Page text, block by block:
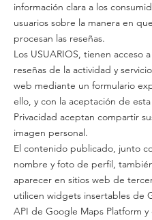
información clara a los
usuarios sobre la manera en
procesan las reseñas.
Los USUARIOS, tienen acceso
reseñas de la actividad y
web mediante un formulario
ello, y con la aceptación de
Privacidad aceptan compartir
imagen personal.
El contenido publicado, junto
nombre y foto de perfil,
aparecer en sitios web de
utilicen widgets insertables de
API de Google Maps Platform y